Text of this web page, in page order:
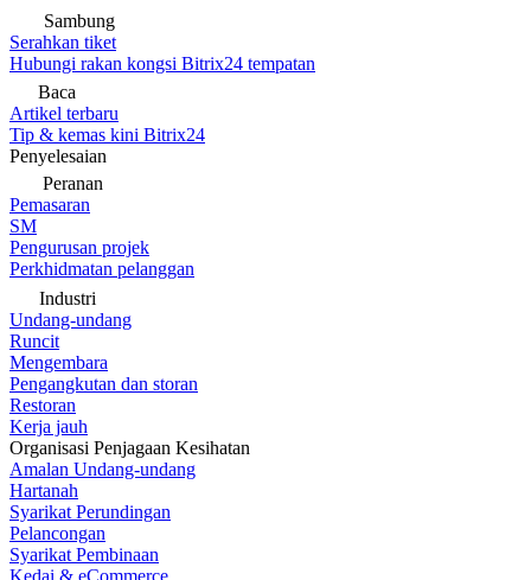
Sambung
Serahkan tiket
Hubungi rakan kongsi Bitrix24 tempatan
Baca
Artikel terbaru
Tip & kemas kini Bitrix24
Penyelesaian
Peranan
Pemasaran
SM
Pengurusan projek
Perkhidmatan pelanggan
Industri
Undang-undang
Runcit
Mengembara
Pengangkutan dan storan
Restoran
Kerja jauh
Organisasi Penjagaan Kesihatan
Amalan Undang-undang
Hartanah
Syarikat Perundingan
Pelancongan
Syarikat Pembinaan
Kedai & eCommerce